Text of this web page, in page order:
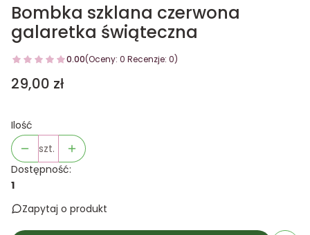
Bombka szklana czerwona
galaretka świąteczna
0.00(Oceny: 0 Recenzje: 0)
Cena
29,00 zł
Ilość
szt.
Dostępność:
1
Zapytaj o produkt